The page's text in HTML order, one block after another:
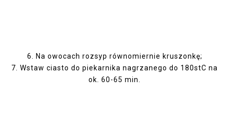
6. Na owocach rozsyp równomiernie kruszonkę;
7. Wstaw ciasto do piekarnika nagrzanego do 180stC na
ok. 60-65 min.